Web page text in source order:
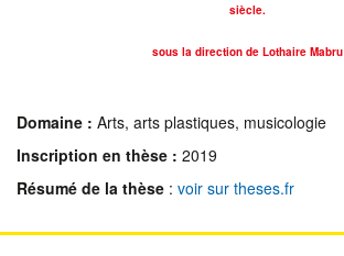
siècle.
sous la direction de Lothaire Mabru
Domaine : Arts, arts plastiques, musicologie
Inscription en thèse : 2019
Résumé de la thèse : voir sur theses.fr